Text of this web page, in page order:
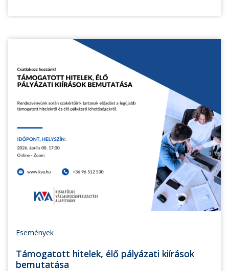
Események
Támogatott hitelek, élő pályázati kiírások
bemutatása